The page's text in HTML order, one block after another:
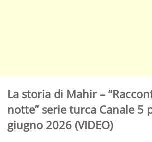
La storia di Mahir –
notte” serie turca Canale 5
giugno 2026 (VIDEO)